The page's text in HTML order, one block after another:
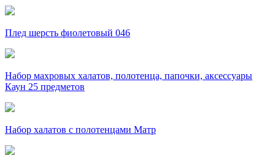
Плед шерсть фиолетовый 046
Набор махровых халатов, полотенца, папочки, аксессуары
Каун 25 предметов
Набор халатов с полотенцами Матр